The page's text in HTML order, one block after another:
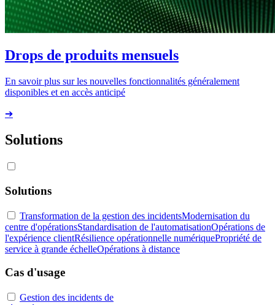
Drops de produits mensuels
En savoir plus sur les nouvelles fonctionnalités généralement
disponibles et en accès anticipé
➔
Solutions
Solutions
Transformation de la gestion des incidentsModernisation du
centre d'opérationsStandardisation de l'automatisationOpérations de
l'expérience clientRésilience opérationnelle numériquePropriété de
service à grande échelleOpérations à distance
Cas d'usage
Gestion des incidents de